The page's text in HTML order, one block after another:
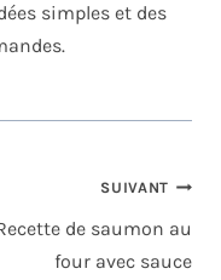
simples et des
SUIVANT
de saumon au
four avec sauce